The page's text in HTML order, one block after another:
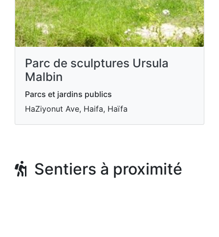
Parc de sculptures Ursula
Malbin
Parcs et jardins publics
HaZiyonut Ave, Haifa, Haïfa
Sentiers à proximité